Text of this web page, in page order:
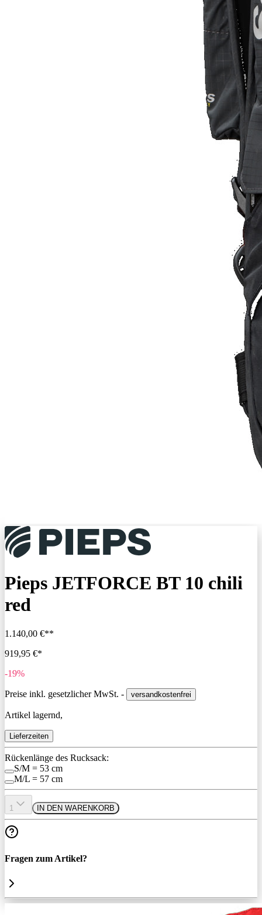
Pieps JETFORCE BT 10 chili
red
1.140,00 €**
919,95 €*
-19%
Preise inkl. gesetzlicher MwSt. - versandkostenfrei
Artikel lagernd,
Lieferzeiten
Rückenlänge des Rucksack:
S/M = 53 cm
M/L = 57 cm
1 IN DEN WARENKORB
Fragen zum Artikel?